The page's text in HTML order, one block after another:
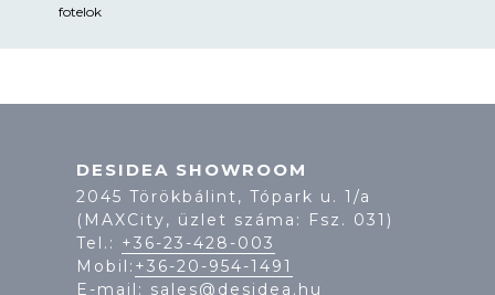
fotelok
DESIDEA SHOWROOM
2045 Törökbálint, Tópark u. 1/a
(MAXCity, üzlet száma: Fsz. 031)
Tel.: +36-23-428-003
Mobil: +36-20-954-1491
E-mail: sales@desidea.hu